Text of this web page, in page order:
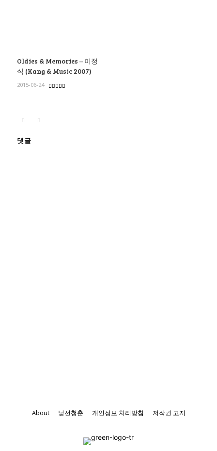
Oldies & Memories – 이정
식 (Kang & Music 2007)
2015-06-24
댓글
About 낯선청춘 개인정보 처리방침 저작권 고지